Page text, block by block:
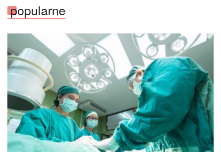
popularne